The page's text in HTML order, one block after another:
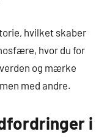
hvilket skaber
hvor du for
og mærke
med andre.
i